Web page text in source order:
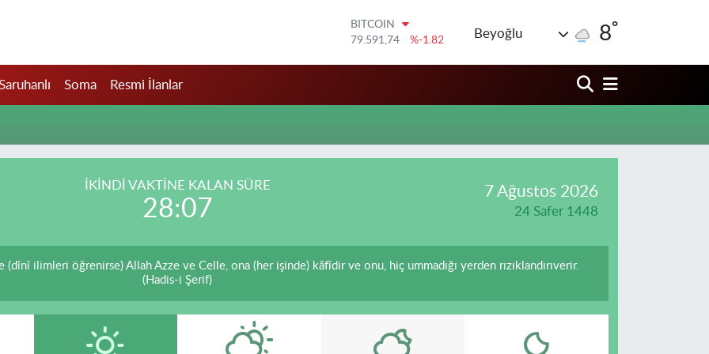
BITCOIN
79.591,74
%-1.82
53,38690
%0.19
Beyoğlu 8°
Soma Resmi İlanlar
İKINDI VAKTİNE KALAN SÜRE
28:07
7 Ağustos 2026
24 Safer 1448
(dînî ilimleri öğrenirse) Allah Azze ve Celle, ona (her işinde) kâfîdir ve onu, hiç ummadığı yerden rızıklandırıverir.
(Hadis-i Şerif)